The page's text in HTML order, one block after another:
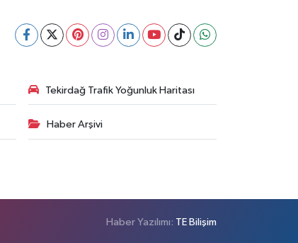
Tekirdağ Trafik Yoğunluk Haritası
Haber Arşivi
Haber Yazılımı: TE Bilişim